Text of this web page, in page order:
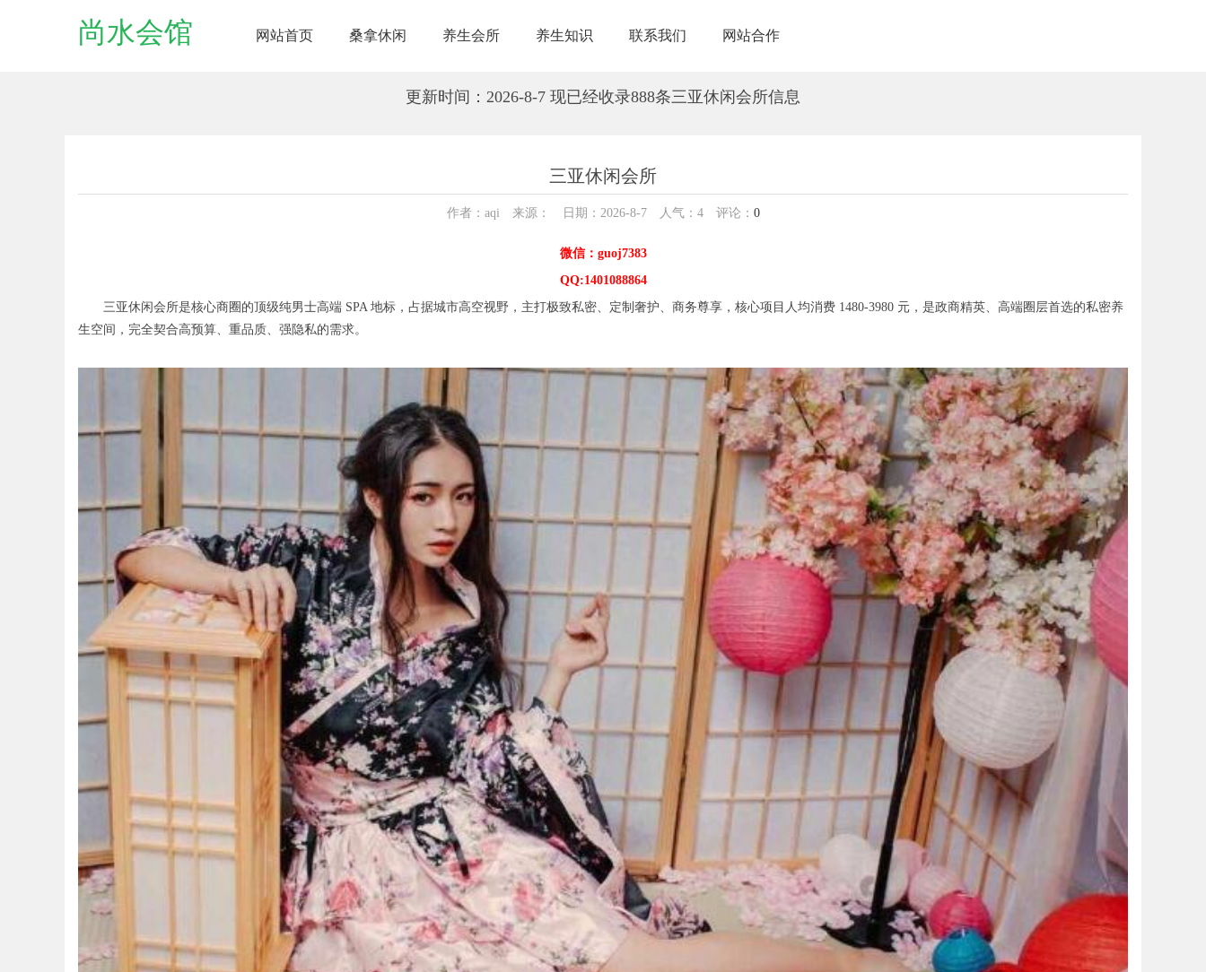
尚水会馆 网站首页 桑拿休闲 养生会所 养生知识 联系我们 网站合作
更新时间：2026-8-7 现已经收录888条三亚休闲会所信息
三亚休闲会所
作者：aqi 来源： 日期：2026-8-7 人气： 4评论： 0
微信：guoj7383
QQ:1401088864
三亚休闲会所是核心商圈的顶级纯男士高端 SPA 地标，占据城市高空视野，主打极致私密、定制奢护、商务尊享，核心项目人均消费 1480-3980 元，是政商精英、高端圈层首选的私密养
生空间，完全契合高预算、重品质、强隐私的需求。